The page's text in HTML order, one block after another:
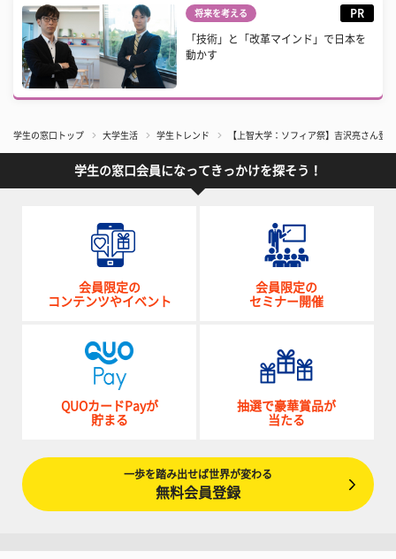
将来を考える PR
「技術」と「改革マインド」で日本を
動かす
学生の窓口トップ 大学生活 学生トレンド 【上智大学：ソフィア祭】吉沢亮さん登
学生の窓口会員になってきっかけを探そう！
会員限定の
コンテンツやイベント
会員限定の
セミナー開催
QUOカードPayが
貯まる
抽選で豪華賞品が
当たる
一歩を踏み出せば世界が変わる
無料会員登録